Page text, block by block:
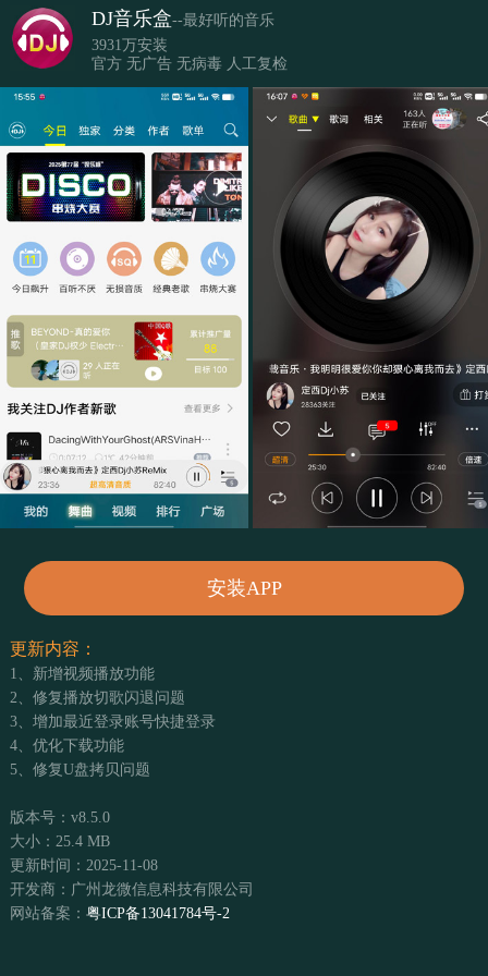
DJ音乐盒--最好听的音乐
3931万安装
官方 无广告 无病毒 人工复检
安装APP
更新内容：
1、新增视频播放功能
2、修复播放切歌闪退问题
3、增加最近登录账号快捷登录
4、优化下载功能
5、修复U盘拷贝问题
版本号：v8.5.0
大小：25.4 MB
更新时间：2025-11-08
开发商：广州龙微信息科技有限公司
网站备案： 粤ICP备13041784号-2